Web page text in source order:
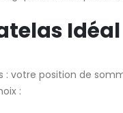
: votre position de
: